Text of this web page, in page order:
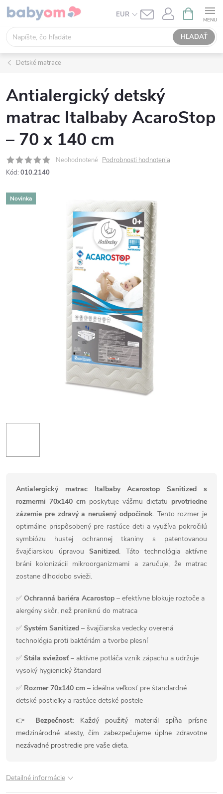
Prejsť
obsah
EUR
HĽADAŤ
KOŠÍK
Detské matrace
Antialergický detský
matrac Italbaby AcaroStop
– 70 x 140 cm
Neohodnotené Podrobnosti hodnotenia
Kód: 010.2140
Novinka
Antialergický matrac Italbaby Acarostop Sanitized s
rozmermi 70x140 cm poskytuje vášmu dieťaťu prvotriedne
zázemie pre zdravý a nerušený odpočinok. Tento rozmer je
optimálne prispôsobený pre rastúce deti a využíva pokročilú
symbiózu hustej ochrannej tkaniny s patentovanou
švajčiarskou úpravouSanitized. Táto technológia aktívne
bráni kolonizácii mikroorganizmami a zaručuje, že matrac
zostane dlhodobo svieži.
✅ Ochranná bariéra Acarostop – efektívne blokuje roztoče a
alergény skôr, než preniknú do matraca
✅ Systém Sanitized – švajčiarska vedecky overená
technológia proti baktériám a tvorbe plesní
✅ Stála sviežosť – aktívne potláča vznik zápachu a udržuje
vysoký hygienický štandard
✅ Rozmer 70x140 cm – ideálna veľkosť pre štandardné
detské postieľky a rastúce detské postele
👉 Bezpečnosť:Každý použitý materiál spĺňa prísne
medzinárodné atesty, čím zabezpečujeme úplne zdravotne
nezávadné prostredie pre vaše dieťa.
Detailné informácie